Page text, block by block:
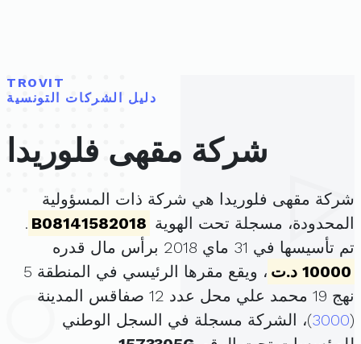
TROVIT
دليل الشركات التونسية
شركة مقهى فلوريدا
شركة مقهى فلوريدا هي شركة ذات المسؤولية
المحدودة، مسجلة تحت الهوية B08141582018
.
تم تأسيسها في 31 ماي 2018 برأس مال قدره
10000 د.ت
، ويقع مقرها الرئيسي في المنطقة 5
نهج 19 محمد علي محل عدد 12 صفاقس المدينة
(
3000)، الشركة مسجلة في السجل الوطني